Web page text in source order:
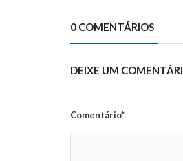
0 COMENTÁRIOS
DEIXE UM
Comentário*